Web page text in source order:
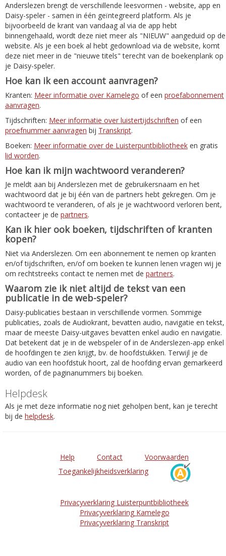
Anderslezen brengt de verschillende leesvormen - website, app en
Daisy-speler - samen in één geïntegreerd platform. Als je
bijvoorbeeld de krant van vandaag al via de app hebt
binnengehaald, wordt deze niet meer als "NIEUW" aangeduid op de
website. Als je een boek al hebt gedownload via de website, komt
deze niet meer in de "nieuwe titels" terecht van de boekenplank op
je Daisy-speler.
Hoe kan ik een account aanvragen?
Kranten: Meer informatie over Kamelego of een proefabonnement
aanvragen.
Tijdschriften: Meer informatie over luistertijdschriften of een
proefnummer aanvragen bij Transkript.
Boeken: Meer informatie over de Luisterpuntbibliotheek en gratis
lid worden.
Hoe kan ik mijn wachtwoord veranderen?
Je meldt aan bij Anderslezen met de gebruikersnaam en het
wachtwoord dat je bij één van de partners hebt gekregen. Om je
wachtwoord te veranderen, of als je je wachtwoord verloren bent,
contacteer je de partners.
Kan ik hier ook boeken, tijdschriften of kranten
kopen?
Niet via Anderslezen. Om een abonnement te nemen op kranten
en/of tijdschriften, en/of om boeken te kunnen lenen vragen wij je
om rechtstreeks contact te nemen met de partners.
Waarom zie ik niet altijd de tekst van een
publicatie in de web-speler?
Daisy-publicaties bestaan in verschillende vormen. Sommige
publicaties, zoals de Audiokrant, bevatten audio, navigatie en tekst,
maar de meeste Daisy-uitgaves bevatten enkel audio en navigatie.
Dat betekent dat je in de webspeler of in de Anderslezen-app enkel
de hoofdingen te zien krijgt, bv. de hoofdstukken. Terwijl je de
audio van een hoofdstuk hoort, zal de hoofding ervan gemarkeerd
worden, of de paginanummers bij boeken.
Helpdesk
Als je met deze informatie nog niet geholpen bent, kan je terecht
bij de helpdesk.
Help Contact
Voorwaarden
Toegankelijkheidsverklaring
Privacyverklaring Luisterpuntbibliotheek
Privacyverklaring Kamelego
Privacyverklaring Transkript